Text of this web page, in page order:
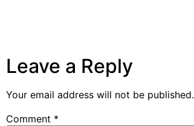
Leave a Reply
Your email address will not be published.
Comment *